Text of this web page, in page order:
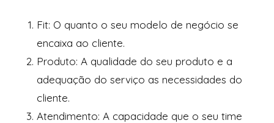
Fit: O quanto o seu modelo de negócio se
encaixa ao cliente.
Produto: A qualidade do seu produto e a
adequação do serviço as necessidades do
cliente.
Atendimento: A capacidade que o seu time